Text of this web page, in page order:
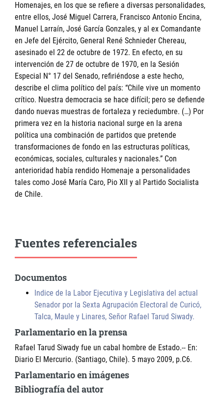
Homenajes, en los que se refiere a diversas personalidades,
entre ellos, José Miguel Carrera, Francisco Antonio Encina,
Manuel Larraín, José García Gonzales, y al ex Comandante
en Jefe del Ejército, General René Schnieder Chereau,
asesinado el 22 de octubre de 1972. En efecto, en su
intervención de 27 de octubre de 1970, en la Sesión
Especial N° 17 del Senado, refiriéndose a este hecho,
describe el clima político del país: “Chile vive un momento
crítico. Nuestra democracia se hace difícil; pero se defiende
dando nuevas muestras de fortaleza y reciedumbre. (…) Por
primera vez en la historia nacional surge en la arena
política una combinación de partidos que pretende
transformaciones de fondo en las estructuras políticas,
económicas, sociales, culturales y nacionales.” Con
anterioridad había rendido Homenaje a personalidades
tales como José María Caro, Pio XII y al Partido Socialista
de Chile.
Fuentes referenciales
Documentos
Indice de la Labor Ejecutiva y Legislativa del actual
Senador por la Sexta Agrupación Electoral de Curicó,
Talca, Maule y Linares, Señor Rafael Tarud Siwady.
Parlamentario en la prensa
Rafael Tarud Siwady fue un cabal hombre de Estado.-- En:
Diario El Mercurio. (Santiago, Chile). 5 mayo 2009, p.C6.
Parlamentario en imágenes
Bibliografía del autor